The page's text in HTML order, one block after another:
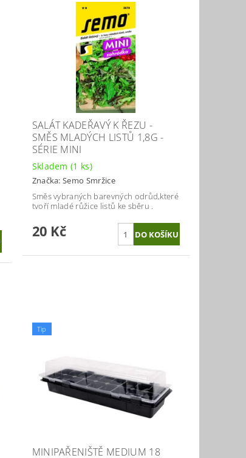
SALÁT KADEŘAVÝ K ŘEZU -
SMĚS MLADÝCH LISTŮ 1,8G -
SÉRIE MINI
Skladem(1 ks)
Značka:Semo Smržice
Směs vybraných barevných odrůd,které
tvoří mladé růžice listů ke sběru .
20 Kč
Tip
MINIPAŘENIŠTĚ MEDIUM 18